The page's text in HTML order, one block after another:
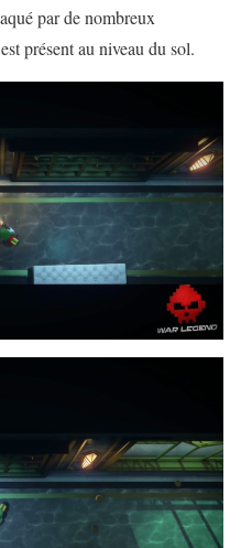
par de nombreux
présent au niveau du sol.